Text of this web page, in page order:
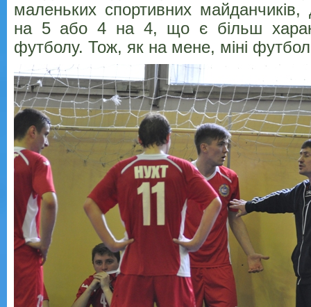
маленьких спортивних
на 5 або 4 на 4, що є більш
футболу. Тож, як на мене, міні